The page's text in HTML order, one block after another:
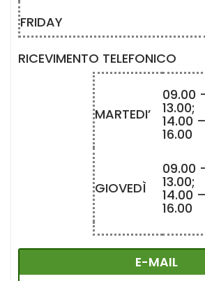
FRIDAY
RICEVIMENTO TELEFONICO
MARTEDI’
09.00
13.00;
14.00 –
16.00
GIOVEDÌ
09.00
13.00;
14.00 –
16.00
E-MAIL